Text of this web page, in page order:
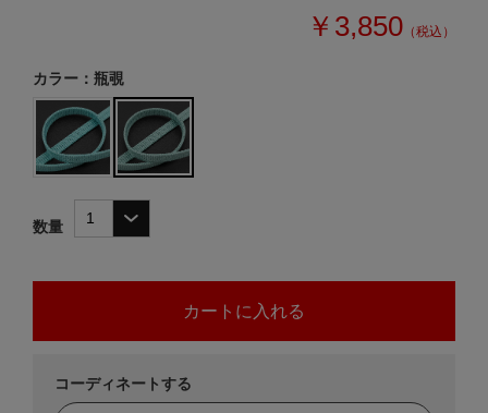
￥3,850 （税込）
カラー：瓶覗
数量
コーディネートする